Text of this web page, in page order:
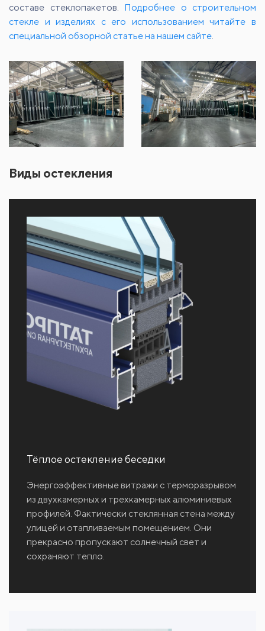
составе стеклопакетов. Подробнее о строительном
стекле и изделиях с его использованием читайте в
специальной обзорной статье на нашем сайте.
Виды остекления
Тёплое остекление беседки
Энергоэффективные витражи с терморазрывом
из двухкамерных и трехкамерных алюминиевых
профилей. Фактически стеклянная стена между
улицей и отапливаемым помещением. Они
прекрасно пропускают солнечный свет и
сохраняют тепло.